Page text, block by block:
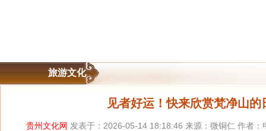
旅游文化
见者好运！快来欣赏梵净山的
贵州文化网 发表于：2026-05-14 18:18:46 来源：微铜仁 作者：